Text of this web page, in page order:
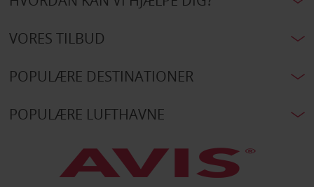
VORES TILBUD
POPULÆRE DESTINATIONER
POPULÆRE LUFTHAVNE